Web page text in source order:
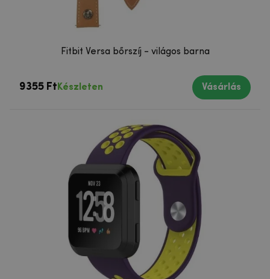
Fitbit Versa bőrszíj - világos barna
9355 Ft Készleten Vásárlás